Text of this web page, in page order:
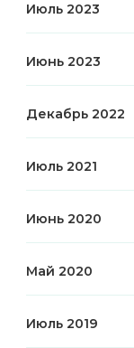
Июль 2023
Июнь 2023
Декабрь 2022
Июль 2021
Июнь 2020
Май 2020
Июль 2019